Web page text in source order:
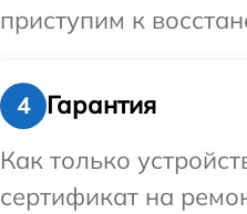
приступим к
4
Гарантия
Как только
сертификат на